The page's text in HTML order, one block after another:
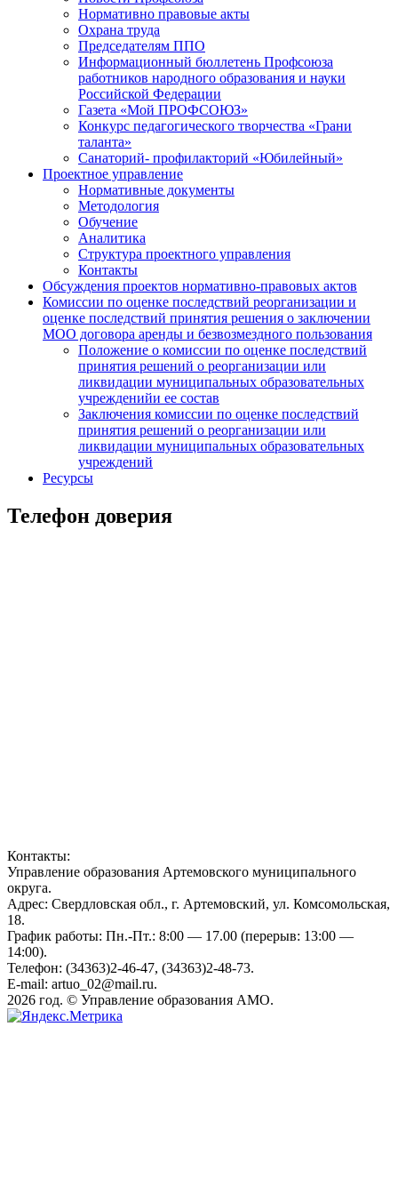
Нормативно правовые акты
Охрана труда
Председателям ППО
Информационный бюллетень Профсоюза
работников народного образования и науки
Российской Федерации
Газета «Мой ПРОФСОЮЗ»
Конкурс педагогического творчества «Грани
таланта»
Санаторий- профилакторий «Юбилейный»
Проектное управление
Нормативные документы
Методология
Обучение
Аналитика
Структура проектного управления
Контакты
Обсуждения проектов нормативно-правовых актов
Комиссии по оценке последствий реорганизации и
оценке последствий принятия решения о заключении
МОО договора аренды и безвозмездного пользования
Положение о комиссии по оценке последствий
принятия решений о реорганизации или
ликвидации муниципальных образовательных
учрежденийи ее состав
Заключения комиссии по оценке последствий
принятия решений о реорганизации или
ликвидации муниципальных образовательных
учреждений
Ресурсы
Телефон доверия
Контакты:
Управление образования Артемовского муниципального
округа.
Адрес: Свердловская обл., г. Артемовский, ул. Комсомольская,
18.
График работы: Пн.-Пт.: 8:00 — 17.00 (перерыв: 13:00 —
14:00).
Телефон: (34363)2-46-47, (34363)2-48-73.
E-mail: artuo_02@mail.ru.
2026 год. © Управление образования АМО.